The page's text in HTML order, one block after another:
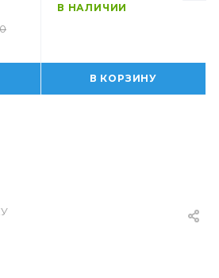
В НАЛИЧИИ
В КОРЗИНУ